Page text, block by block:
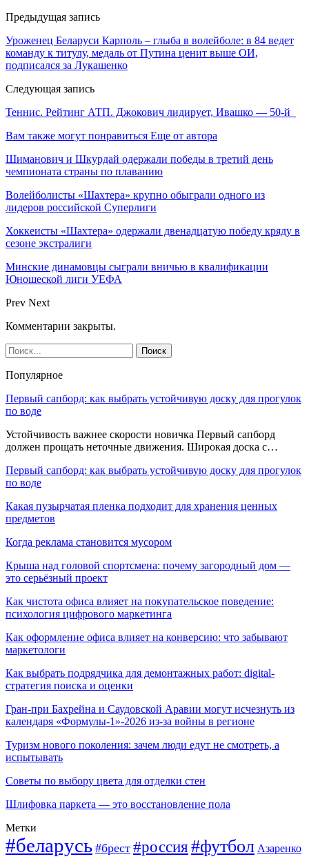
Предыдущая запись
Уроженец Беларуси Карполь – глыба в волейболе: в 84 ведет
команду к титулу, медаль от Путина ценит выше ОИ,
подписался за Лукашенко
Следующая запись
Теннис. Рейтинг АТП. Джокович лидирует, Ивашко — 50-й
Вам также могут понравиться Еще от автора
Шиманович и Шкурдай одержали победы в третий день
чемпионата страны по плаванию
Волейболисты «Шахтера» крупно обыграли одного из
лидеров российской Суперлиги
Хоккеисты «Шахтера» одержали двенадцатую победу кряду в
сезоне экстралиги
Минские динамовцы сыграли вничью в квалификации
Юношеской лиги УЕФА
Prev Next
Комментарии закрыты.
Популярное
Первый сапборд: как выбрать устойчивую доску для прогулок
по воде
Устойчивость важнее скорости новичка Первый сапборд
должен прощать неточные движения. Широкая доска с…
Первый сапборд: как выбрать устойчивую доску для прогулок
по воде
Какая пузырчатая пленка подходит для хранения ценных
предметов
Когда реклама становится мусором
Крыша над головой спортсмена: почему загородный дом —
это серьёзный проект
Как чистота офиса влияет на покупательское поведение:
психология цифрового маркетинга
Как оформление офиса влияет на конверсию: что забывают
маркетологи
Как выбрать подрядчика для демонтажных работ: digital-
стратегия поиска и оценки
Гран-при Бахрейна и Саудовской Аравии могут исчезнуть из
календаря «Формулы-1»-2026 из-за войны в регионе
Туризм нового поколения: зачем люди едут не смотреть, а
испытывать
Советы по выбору цвета для отделки стен
Шлифовка паркета — это восстановление пола
Метки
#беларусь #брест #россия#футбол Азаренко